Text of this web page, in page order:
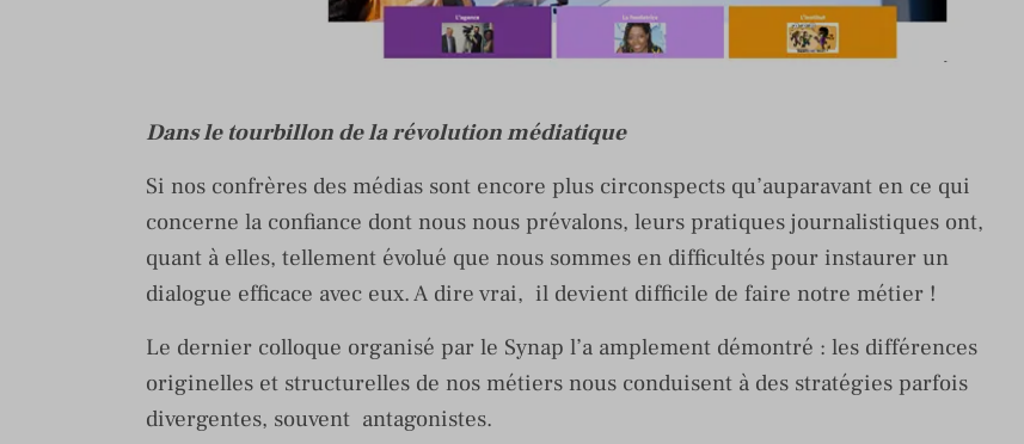
Dans le tourbillon de la révolution médiatique
Si nos confrères des médias sont encore plus circonspects qu’auparavant en ce qui
concerne la confiance dont nous nous prévalons, leurs pratiques journalistiques ont,
quant à elles, tellement évolué que nous sommes en difficultés pour instaurer un
dialogue efficace avec eux. A dire vrai, il devient difficile de faire notre métier !
Le dernier colloque organisé par le Synap l’a amplement démontré : les différences
originelles et structurelles de nos métiers nous conduisent à des stratégies parfois
divergentes, souvent antagonistes.